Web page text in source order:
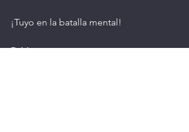
¡Tuyo en la batalla mental!
DrM